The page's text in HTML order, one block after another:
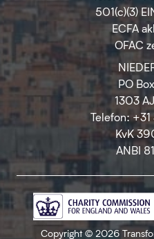
501(c)(3)
ECFA
OFAC
PO
1303
Telefon:
KvK
ANBI
Copyright © 2026